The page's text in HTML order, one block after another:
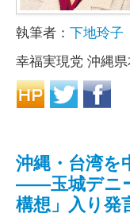
執筆者： 下地玲子
幸福実現党 沖縄
沖縄・台湾を
――玉城デニ
構想」入り発